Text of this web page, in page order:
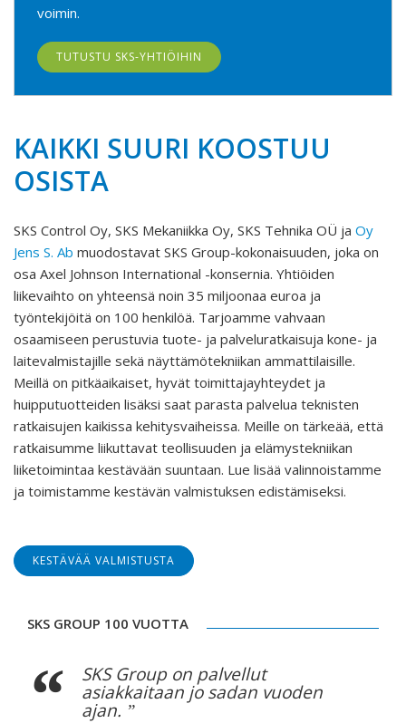
voimin.
TUTUSTU SKS-YHTIÖIHIN
KAIKKI SUURI KOOSTUU
OSISTA
SKS Control Oy, SKS Mekaniikka Oy, SKS Tehnika OÜ ja Oy
Jens S. Ab muodostavat SKS Group-kokonaisuuden, joka on
osa Axel Johnson International -konsernia. Yhtiöiden
liikevaihto on yhteensä noin 35 miljoonaa euroa ja
työntekijöitä on 100 henkilöä. Tarjoamme vahvaan
osaamiseen perustuvia tuote- ja palveluratkaisuja kone- ja
laitevalmistajille sekä näyttämötekniikan ammattilaisille.
Meillä on pitkäaikaiset, hyvät toimittajayhteydet ja
huipputuotteiden lisäksi saat parasta palvelua teknisten
ratkaisujen kaikissa kehitysvaiheissa. Meille on tärkeää, että
ratkaisumme liikuttavat teollisuuden ja elämystekniikan
liiketoimintaa kestävään suuntaan. Lue lisää valinnoistamme
ja toimistamme kestävän valmistuksen edistämiseksi.
KESTÄVÄÄ VALMISTUSTA
SKS GROUP 100 VUOTTA
SKS Group on palvellut
asiakkaitaan jo sadan vuoden
ajan.